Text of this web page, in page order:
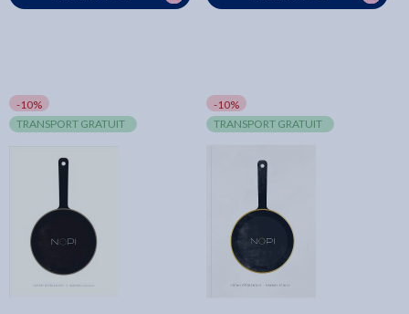
-10%
TRANSPORT GRATUIT
-10%
TRANSPORT GRATUIT